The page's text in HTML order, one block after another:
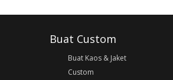
Buat Custom
Buat Kaos & Jaket
Custom